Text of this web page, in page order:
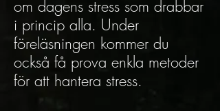
om dagens stress som drabbar
i princip alla. Under
föreläsningen kommer du
också få prova enkla metoder
för att hantera stress.